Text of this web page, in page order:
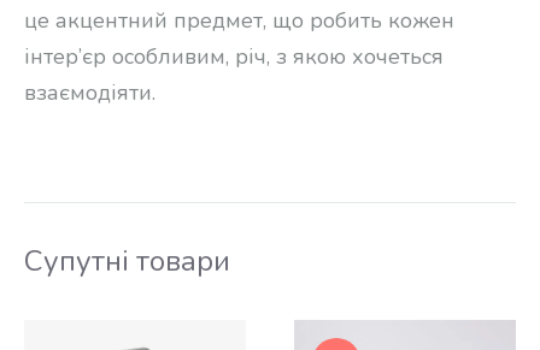
це акцентний предмет, що робить кожен
інтер’єр особливим, річ, з якою хочеться
взаємодіяти.
Супутні товари